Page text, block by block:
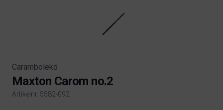
Carambolekö
Maxton Carom no.2
Artikelnr. 5582-092